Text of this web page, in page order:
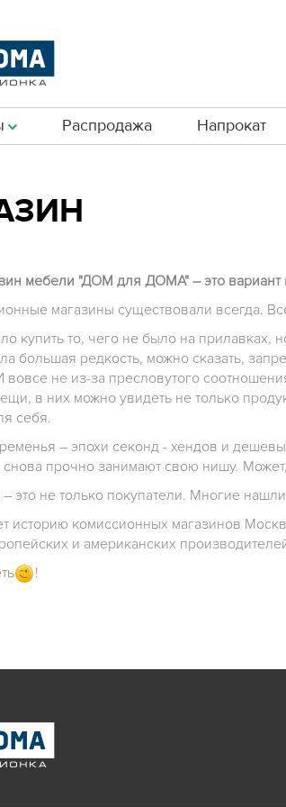
Распродажа Напрокат
мебели "ДOM для ДОМА" – это
магазины существовали всегда.
купить то, чего не было на прилавках,
большая редкость, можно сказать,
вовсе не из-за пресловутого
в них можно увидеть не только
себя.
– эпохи секонд - хендов и
прочно занимают свою нишу.
– это не только покупатели. Многие
историю комиссионных магазинов
и американских
!